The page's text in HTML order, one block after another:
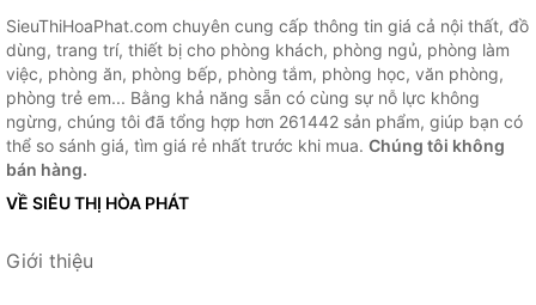
SieuThiHoaPhat.com chuyên cung cấp thông tin giá cả nội thất, đồ
dùng, trang trí, thiết bị cho phòng khách, phòng ngủ, phòng làm
việc, phòng ăn, phòng bếp, phòng tắm, phòng học, văn phòng,
phòng trẻ em... Bằng khả năng sẵn có cùng sự nỗ lực không
ngừng, chúng tôi đã tổng hợp hơn 261442 sản phẩm, giúp bạn có
thể so sánh giá, tìm giá rẻ nhất trước khi mua. Chúng tôi không
bán hàng.
VỀ SIÊU THỊ HÒA PHÁT
Giới thiệu